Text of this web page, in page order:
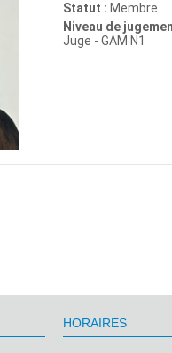
Statut : Membre
Niveau de
Juge - GAM N1
HORAIRES